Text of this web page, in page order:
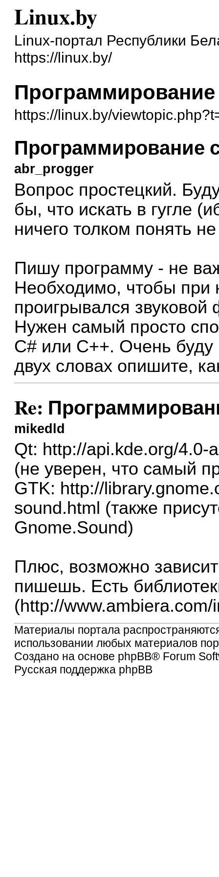
Linux.by
Linux-портал Республики
https://linux.by/
Программирование
https://linux.by/
Программирование
abr_progger
Вопрос простецкий.
бы, что искать в гугле
ничего толком понять
Пишу программу - не
Необходимо, чтобы при
проигрывался звуковой
Нужен самый просто
C# или C++. Очень буду
двух словах опишите,
Re:
mikedld
Qt: http://api.kde.org/4.0-
(не уверен, что самый
GTK: http://
sound.html (также
Gnome.Sound)
Плюс, возможно
пишешь. Есть
(http://www.ambiera.com/
Материалы портала
использовании любых материалов
Создано на основе phpBB® Forum
Русская поддержка phpBB